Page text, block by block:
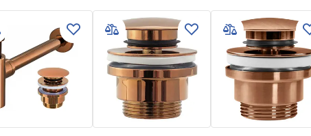
345
mm
Non
Warranty_Terms_and_Conditions_
Basins_-_5.pdf